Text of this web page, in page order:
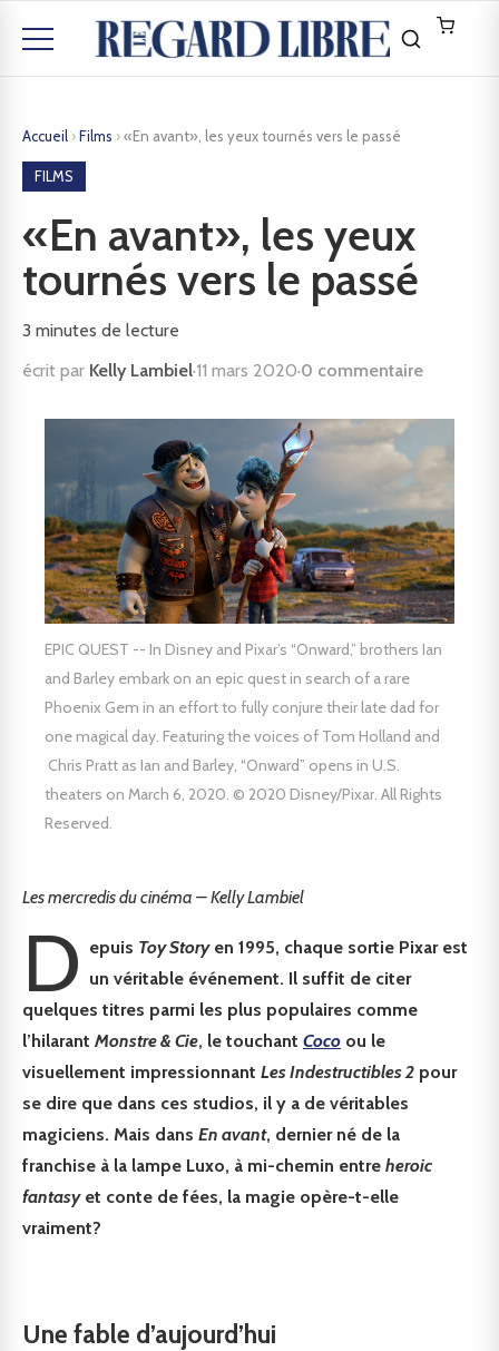
Accueil ›Films ›«En avant», les yeux tournés vers le passé
FILMS
«En avant», les yeux
tournés vers le passé
3 minutes de lecture
écrit par Kelly Lambiel·11 mars 2020·0 commentaire
EPIC QUEST -- In Disney and Pixar’s “Onward,” brothers Ian
and Barley embark on an epic quest in search of a rare
Phoenix Gem in an effort to fully conjure their late dad for
one magical day. Featuring the voices of Tom Holland and
Chris Pratt as Ian and Barley, “Onward” opens in U.S.
theaters on March 6, 2020. © 2020 Disney/Pixar. All Rights
Reserved.
Les mercredis du cinéma – Kelly Lambiel
D epuis Toy Storyen 1995, chaque sortie Pixar est
un véritable événement. Il suffit de citer
quelques titres parmi les plus populaires comme
l’hilarant Monstre & Cie, le touchant Coco ou le
visuellement impressionnant Les Indestructibles 2 pour
se dire que dans ces studios, il y a de véritables
magiciens. Mais dans En avant, dernier né de la
franchise à la lampe Luxo, à mi-chemin entre heroic
fantasyet conte de fées, la magie opère-t-elle
vraiment?
Une fable d’aujourd’hui